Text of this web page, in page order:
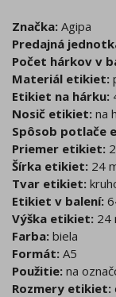
Značka: Agipa
Predajná
Počet hárkov v
Materiál etikiet:
Etikiet na hárku:
Nosič etikiet: na
Spôsob potlače
Priemer etikiet:
Šírka etikiet: 24
Tvar etikiet:
Etikiet v balení:
Výška etikiet: 24
Farba: biela
Formát: A5
Použitie: na
Rozmery etikiet: